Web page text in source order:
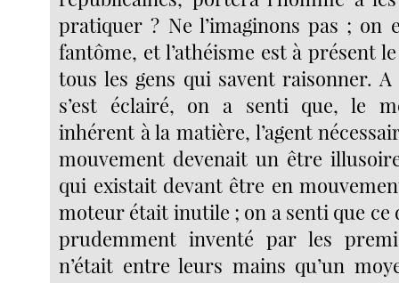
pratiquer ? Ne l’imaginons pas ; on
fantôme, et l’athéisme est à présent
tous les gens qui savent raisonner. A
s’est éclairé, on a senti que, le
inhérent à la matière, l’agent
mouvement devenait un être
qui existait devant être en
moteur était inutile ; on a senti que
prudemment inventé par les
n’était entre leurs mains qu’un